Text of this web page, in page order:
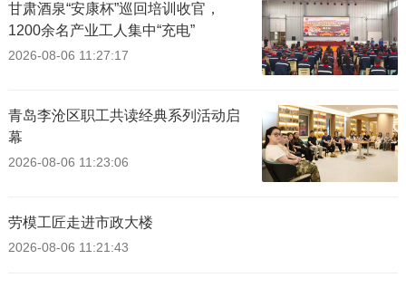
甘肃酒泉“安康杯”巡回培训收官，
1200余名产业工人集中“充电”
2026-08-06 11:27:17
青岛李沧区职工共读经典系列活动启
幕
2026-08-06 11:23:06
劳模工匠走进市政大楼
2026-08-06 11:21:43